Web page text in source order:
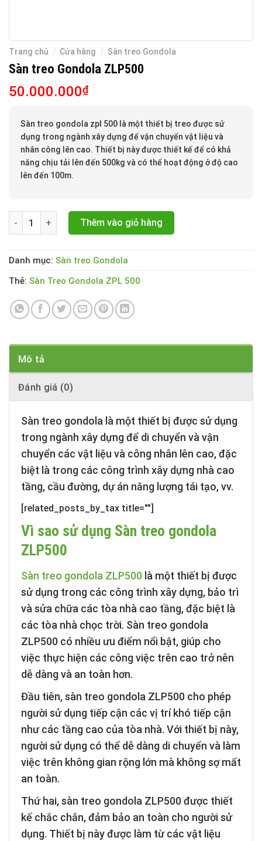
Trang chủ / Cửa hàng / Sàn treo Gondola
Sàn treo Gondola ZLP500
50.000.000₫
Sàn treo gondola zpl 500 là một thiết bị treo được sử
dụng trong ngành xây dựng để vận chuyển vật liệu và
nhân công lên cao. Thiết bị này được thiết kế để có khả
năng chịu tải lên đến 500kg và có thể hoạt động ở độ cao
lên đến 100m.
Sàn treo Gondola ZLP500 số lượng
Thêm vào giỏ hàng
Danh mục: Sàn treo Gondola
Thẻ: Sàn Treo Gondola ZPL 500
Mô tả
Đánh giá (0)
Sàn treo gondola là một thiết bị được sử dụng
trong ngành xây dựng để di chuyển và vận
chuyển các vật liệu và công nhân lên cao, đặc
biệt là trong các công trình xây dựng nhà cao
tầng, cầu đường, dự án năng lượng tái tạo, vv.
[related_posts_by_tax title=""]
Vì sao sử dụng Sàn treo gondola
ZLP500
Sàn treo gondola ZLP500 là một thiết bị được
sử dụng trong các công trình xây dựng, bảo trì
và sửa chữa các tòa nhà cao tầng, đặc biệt là
các tòa nhà chọc trời. Sàn treo gondola
ZLP500 có nhiều ưu điểm nổi bật, giúp cho
việc thực hiện các công việc trên cao trở nên
dễ dàng và an toàn hơn.
Đầu tiên, sàn treo gondola ZLP500 cho phép
người sử dụng tiếp cận các vị trí khó tiếp cận
như các tầng cao của tòa nhà. Với thiết bị này,
người sử dụng có thể dễ dàng di chuyển và làm
việc trên không gian rộng lớn mà không sợ mất
an toàn.
Thứ hai, sàn treo gondola ZLP500 được thiết
kế chắc chắn, đảm bảo an toàn cho người sử
dụng. Thiết bị này được làm từ các vật liệu